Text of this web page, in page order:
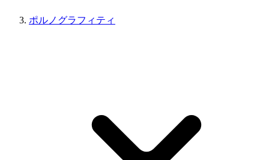
ポルノグラフィティ